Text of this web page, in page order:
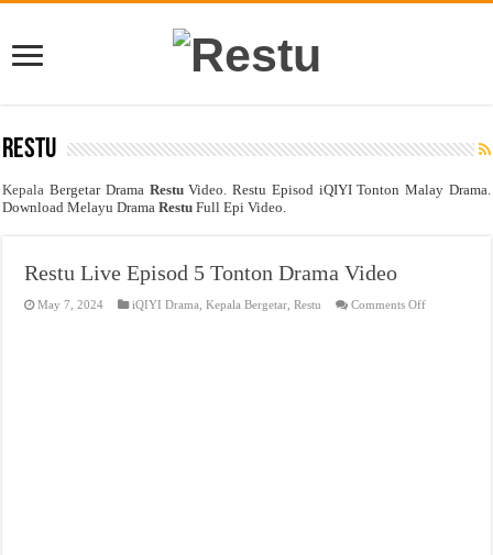
Restu
Kepala Bergetar Drama RestuVideo. Restu Episod iQIYI Tonton Malay Drama.
Download Melayu DramaRestu Full Epi Video.
Restu Live Episod 5 Tonton Drama Video
May 7, 2024 iQIYI Drama ,Kepala Bergetar ,Restu Comments Offon